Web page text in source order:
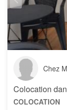
Chez
Colocation
COLOCATION